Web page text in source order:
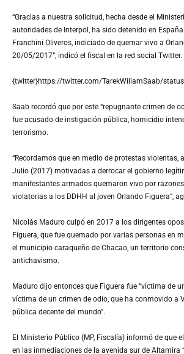
“Gracias a nuestra solicitud, hecha desde el
autoridades de Interpol, ha sido detenido en
Franchini Oliveros, indiciado de quemar vivo a
20/05/2017”, indicó el fiscal en la red social Twitter.
{twitter}https://twitter.com/TarekWiliamSaab/
Saab recordó que por este “repugnante crimen de
fue acusado de instigación pública, homicidio
terrorismo.
“Recordamos que en medio de protestas violentas,
Julio (2017) motivadas a derrocar el gobierno
manifestantes armados quemaron vivo por
violatorias a los DDHH al joven Orlando Figuera”,
Nicolás Maduro culpó en 2017 a los dirigentes
Figuera, que fue quemado por varias personas en
el municipio caraqueño de Chacao, un territorio
antichavismo.
Maduro dijo entonces que Figuera fue “víctima de
víctima de un crimen de odio, que ha conmovido a
pública decente del mundo”.
El Ministerio Público (MP, Fiscalía) informó de que
en las inmediaciones de la avenida sur de Altamira